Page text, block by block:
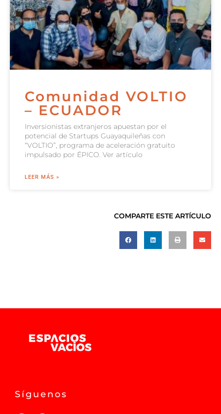
Comunidad VOLTIO
– ECUADOR
Inversionistas extranjeros apuestan por el
potencial de Startups Guayaquileñas con
“VOLTIO”, programa de aceleración gratuito
impulsado por ÉPICO. Ver artículo
LEER MÁS »
COMPARTE ESTE ARTÍCULO
Síguenos